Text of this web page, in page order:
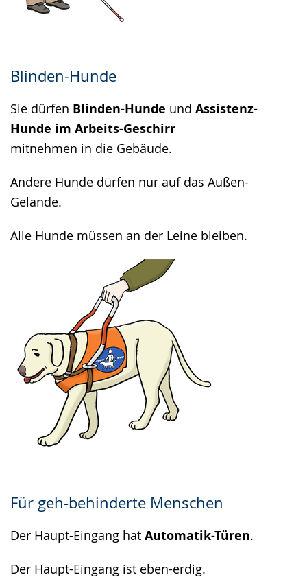
Blinden-Hunde
Sie dürfen Blinden-Hunde und Assistenz-
Hunde im Arbeits-Geschirr
​​​​​​​mitnehmen in die Gebäude.
Andere Hunde dürfen nur auf das Außen-
Gelände.
Alle Hunde müssen an der Leine bleiben.
Für geh-behinderte Menschen
Der Haupt-Eingang hat Automatik-Türen.
Der Haupt-Eingang ist eben-erdig.